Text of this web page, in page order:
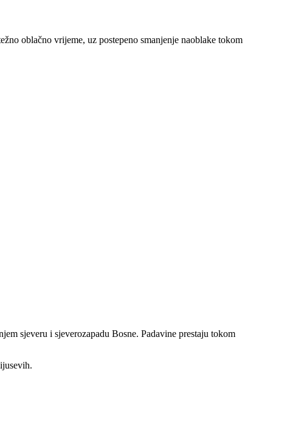
oblačno vrijeme, uz postepeno smanjenje naoblake tokom
sjeveru i sjeverozapadu Bosne. Padavine prestaju tokom